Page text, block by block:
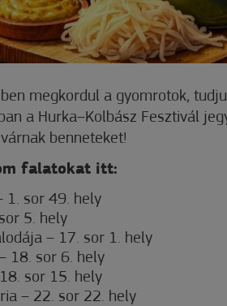
megkordul a gyomrotok,
a Hurka–Kolbász Fesztivál
benneteket!
falatokat itt:
1. sor 49. hely
5. hely
– 17. sor 1. hely
18. sor 6. hely
sor 15. hely
– 22. sor 22. hely